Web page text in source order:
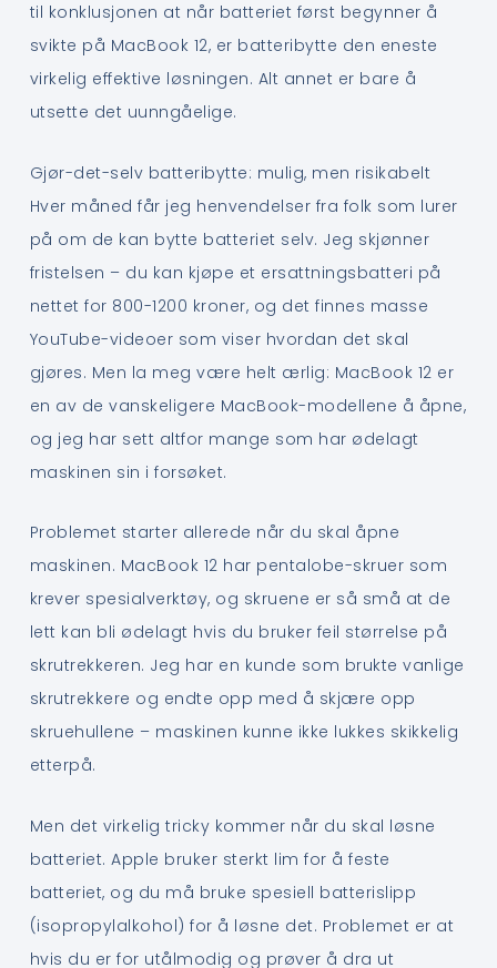
til konklusjonen at når batteriet først begynner å
svikte på MacBook 12, er batteribytte den eneste
virkelig effektive løsningen. Alt annet er bare å
utsette det uunngåelige.
Gjør-det-selv batteribytte: mulig, men risikabelt
Hver måned får jeg henvendelser fra folk som lurer
på om de kan bytte batteriet selv. Jeg skjønner
fristelsen – du kan kjøpe et ersattningsbatteri på
nettet for 800-1200 kroner, og det finnes masse
YouTube-videoer som viser hvordan det skal
gjøres. Men la meg være helt ærlig: MacBook 12 er
en av de vanskeligere MacBook-modellene å åpne,
og jeg har sett altfor mange som har ødelagt
maskinen sin i forsøket.
Problemet starter allerede når du skal åpne
maskinen. MacBook 12 har pentalobe-skruer som
krever spesialverktøy, og skruene er så små at de
lett kan bli ødelagt hvis du bruker feil størrelse på
skrutrekkeren. Jeg har en kunde som brukte vanlige
skrutrekkere og endte opp med å skjære opp
skruehullene – maskinen kunne ikke lukkes skikkelig
etterpå.
Men det virkelig tricky kommer når du skal løsne
batteriet. Apple bruker sterkt lim for å feste
batteriet, og du må bruke spesiell batterislipp
(isopropylalkohol) for å løsne det. Problemet er at
hvis du er for utålmodig og prøver å dra ut